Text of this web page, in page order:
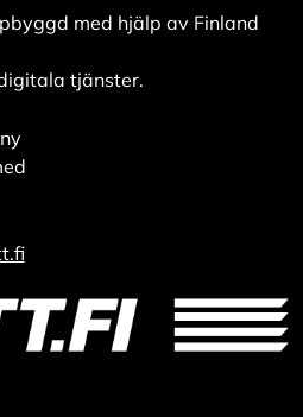
med hjälp av Finland
tjänster.